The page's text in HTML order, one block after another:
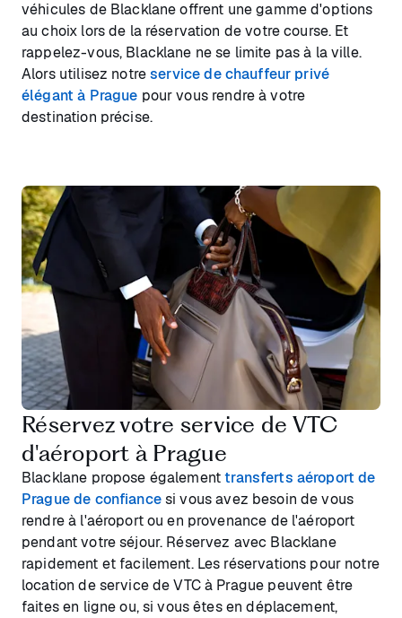
véhicules de Blacklane offrent une gamme d'options
au choix lors de la réservation de votre course. Et
rappelez-vous, Blacklane ne se limite pas à la ville.
Alors utilisez notreservice de chauffeur privé
élégant à Prague pour vous rendre à votre
destination précise.
Réservez votre service de VTC
d'aéroport à Prague
Blacklane propose égalementtransferts aéroport de
Prague de confiancesi vous avez besoin de vous
rendre à l'aéroport ou en provenance de l'aéroport
pendant votre séjour. Réservez avec Blacklane
rapidement et facilement. Les réservations pour notre
location de service de VTC à Prague peuvent être
faites en ligne ou, si vous êtes en déplacement,